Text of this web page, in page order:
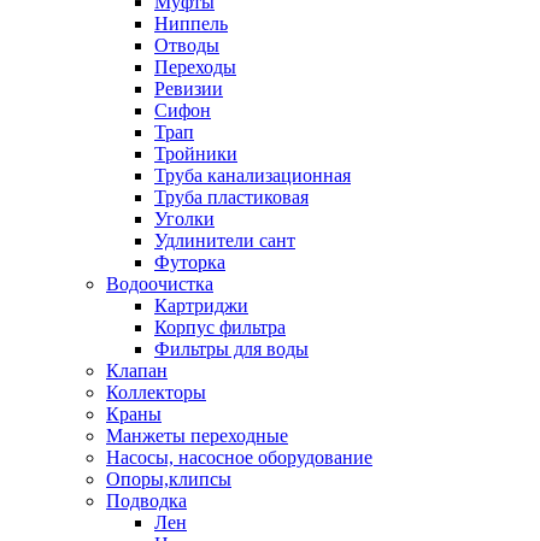
Ниппель
Отводы
Переходы
Ревизии
Сифон
Трап
Тройники
Труба канализационная
Труба пластиковая
Уголки
Удлинители сант
Футорка
Водоочистка
Картриджи
Корпус фильтра
Фильтры для воды
Клапан
Коллекторы
Краны
Манжеты переходные
Насосы, насосное оборудование
Опоры,клипсы
Подводка
Лен